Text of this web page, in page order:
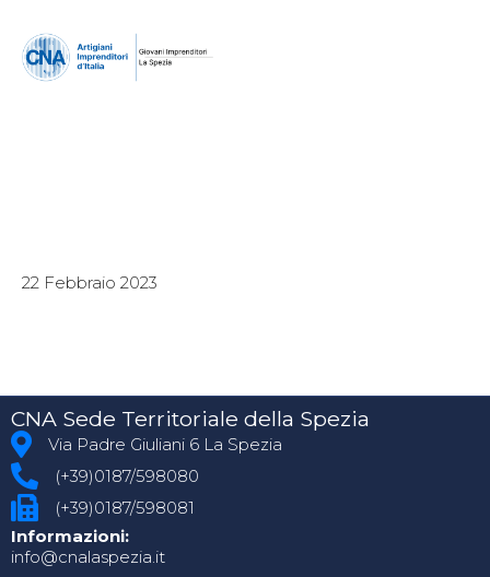
22 Febbraio 2023
CNA Sede Territoriale della Spezia
Via Padre Giuliani 6 La Spezia
(+39)0187/598080
(+39)0187/598081
Informazioni:
info@cnalaspezia.it